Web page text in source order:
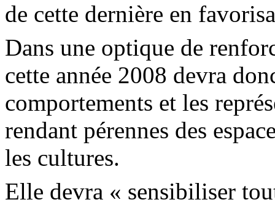
de cette dernière en
Dans une optique de
cette année 2008 devra
comportements et les
rendant pérennes des
les cultures.
Elle devra « sensibiliser